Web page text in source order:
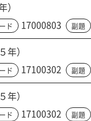
ド 17000803 副題
）
ド 17100302 副題
）
ド 17100302 副題